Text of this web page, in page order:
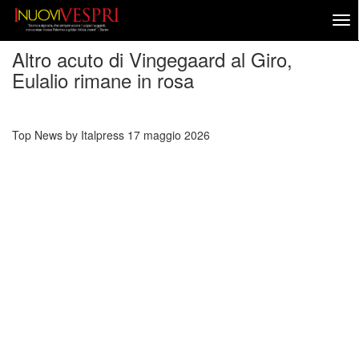
Altro acuto di Vingegaard al Giro,
Eulalio rimane in rosa
Top News by Italpress 17 maggio 2026